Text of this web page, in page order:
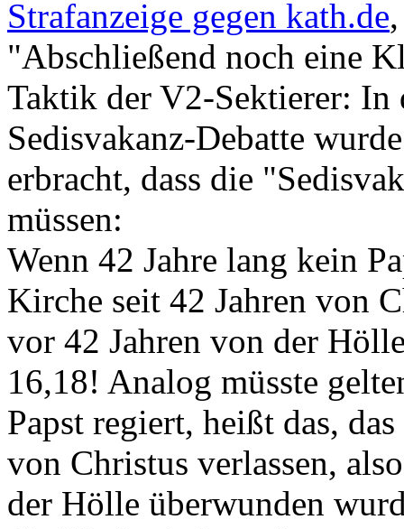
Strafanzeige gegen kath.de
"Abschließend noch eine
Taktik der V2-Sektierer: In
Sedisvakanz-Debatte
erbracht, dass die
müssen:
Wenn 42 Jahre lang kein
Kirche seit 42 Jahren von
vor 42 Jahren von der
16,18! Analog müsste
Papst regiert, heißt das,
von Christus verlassen,
der Hölle überwunden